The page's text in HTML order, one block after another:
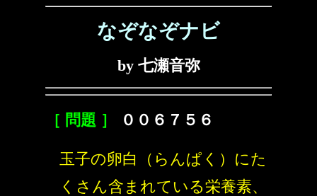
なぞなぞナビ
by 七瀬音弥
［ 問題 ］ ００６７５６
玉子の卵白（らんぱく）にた
くさん含まれている栄養素、